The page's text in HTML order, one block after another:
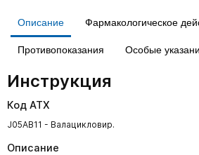
Описание Фармакологическое
Противопоказания Особые
Инструкция
Код АТХ
J05AB11 - Валацикловир.
Описание